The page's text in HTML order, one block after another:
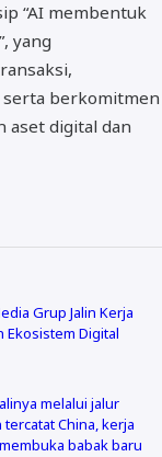
“AI membentuk
yang
serta berkomitmen
aset digital dan
Grup Jalin Kerja
Ekosistem Digital
melalui jalur
China, kerja
babak baru